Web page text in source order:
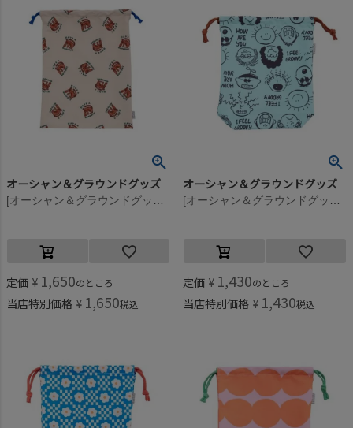
オーシャン＆グラウンドグッズ
定価 ¥ 1,650のところ
当店特別価格 ¥ 1,650税込
オーシャン＆グラウンドグッズ
定価 ¥ 1,430のところ
当店特別価格 ¥ 1,430税込